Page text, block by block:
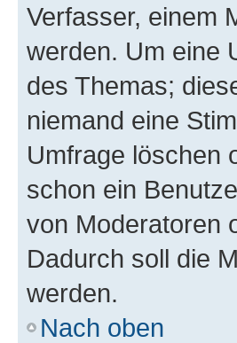
Verfasser, einem
werden. Um eine
des Themas;
niemand eine
Umfrage löschen
schon ein
von Moderatoren
Dadurch soll die
werden.
Nach oben